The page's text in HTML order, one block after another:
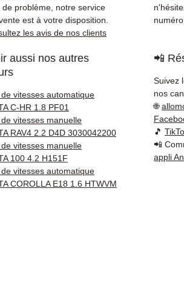
reste
+33 6
5 à 7
sur
en
Bas,
3
de problème, notre service
est à votre disposition.
les avis de nos clients
aussi nos autres
de vitesses automatique
C-HR 1.8 PF01
de vitesses manuelle
RAV4 2.2 D4D 3030042200
de vitesses manuelle
100 4.2 H151F
de vitesses automatique
COROLLA E18 1.6 HTWVM
📲
Suivez
nos
🌐
🎵
📲
appli